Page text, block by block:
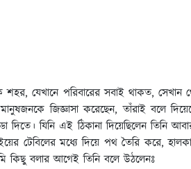
যেখানে পরিবারের সবাই থাকত, সেখান
মানুষজনকে জিজ্ঞাসা করেছেন, তাঁরাই বলে
যিনি এই ঠিকানা দিয়েছিলেন তিনি
টেবিলের মধ্যে দিয়ে পথ তৈরি করে,
কিছু বলার আগেই তিনি বলে উঠলেনঃ